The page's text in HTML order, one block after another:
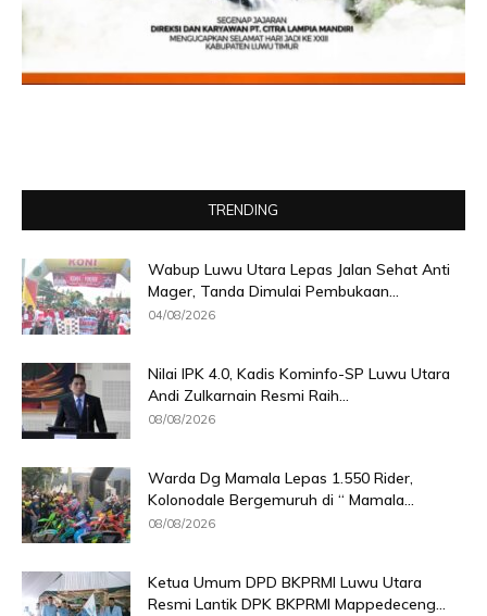
TRENDING
Wabup Luwu Utara Lepas Jalan Sehat Anti
Mager, Tanda Dimulai Pembukaan...
04/08/2026
Nilai IPK 4.0, Kadis Kominfo-SP Luwu Utara
Andi Zulkarnain Resmi Raih...
08/08/2026
Warda Dg Mamala Lepas 1.550 Rider,
Kolonodale Bergemuruh di “ Mamala...
08/08/2026
Ketua Umum DPD BKPRMI Luwu Utara
Resmi Lantik DPK BKPRMI Mappedeceng...